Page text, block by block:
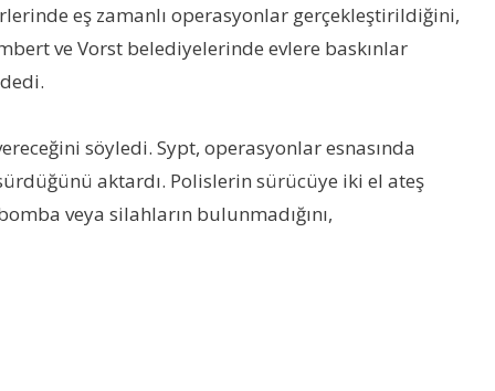
eş zamanlı operasyonlar gerçekleştirildiğini,
ve Vorst belediyelerinde evlere baskınlar
söyledi. Sypt, operasyonlar esnasında
aktardı. Polislerin sürücüye iki el ateş
veya silahların bulunmadığını,